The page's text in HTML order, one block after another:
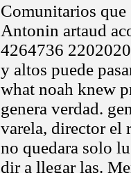
Comunitarios
Antonin artaud
4264736
y altos puede
what noah knew
genera verdad.
varela, director el
no quedara solo
dir a llegar las.